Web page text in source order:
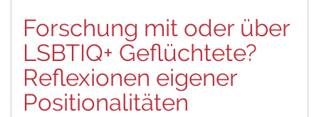
Forschung mit oder über
LSBTIQ+ Geflüchtete?
Reflexionen eigener
Positionalitäten